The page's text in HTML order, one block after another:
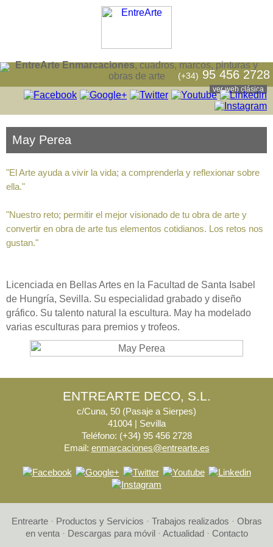
EntreArte Enmarcaciones, cuadros, marcos, pinturas y
obras de arte
ver web clásica
(+34) 95 456 2728
May Perea
"El Arte ayuda a vivir la vida; a comprenderla y reflexionar sobre
ella."
"Nuestro reto; permitir el mejor visionado de tu obra de arte y
convertir en obra de arte tus elementos cotidianos. Los retos nos
gustan."
Licenciada en Bellas Artes en la Facultad de Santa Isabel
de Hungría, Sevilla. Su especialidad grabado y diseño
gráfico. Su talento natural la escultura. May ha modelado
varias esculturas para premios y trofeos.
ENTREARTE DECO, S.L.
c/Cuna, 50 (Pasaje a Sierpes)
41004 | Sevilla
Teléfono: (+34) 95 456 2728
Email: enmarcaciones@entrearte.es
Entrearte· Productos y Servicios · Trabajos realizados · Obras
en venta· Descargas para móvil· Actualidad· Contacto